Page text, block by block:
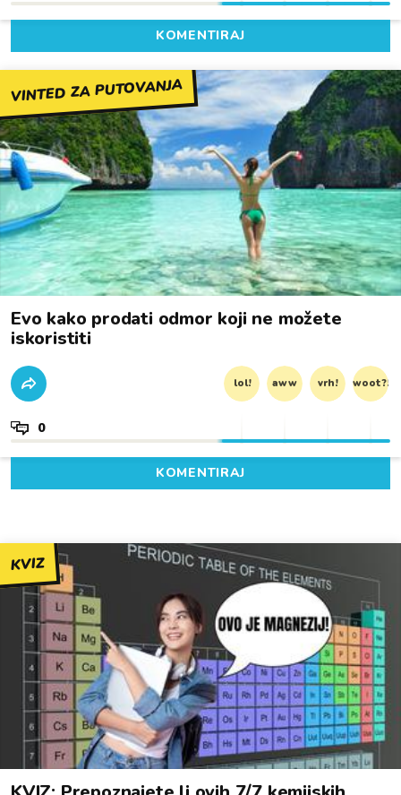
KOMENTIRAJ
VINTED ZA PUTOVANJA
Evo kako prodati odmor koji ne možete
iskoristiti
lol! aww vrh! woot?!
0
KOMENTIRAJ
KVIZ